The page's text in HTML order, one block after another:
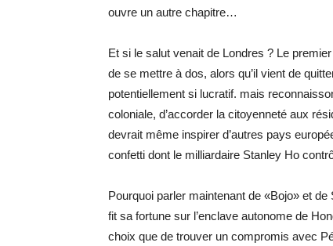
ouvre un autre chapitre…
Et si le salut venait de Londres ? Le
de se mettre à dos, alors qu’il vient de
potentiellement si lucratif. mais
coloniale, d’accorder la citoyenneté aux
devrait même inspirer d’autres pays
confetti dont le milliardaire Stanley Ho
Pourquoi parler maintenant de «Bojo» et
fit sa fortune sur l’enclave autonome de
choix que de trouver un compromis avec